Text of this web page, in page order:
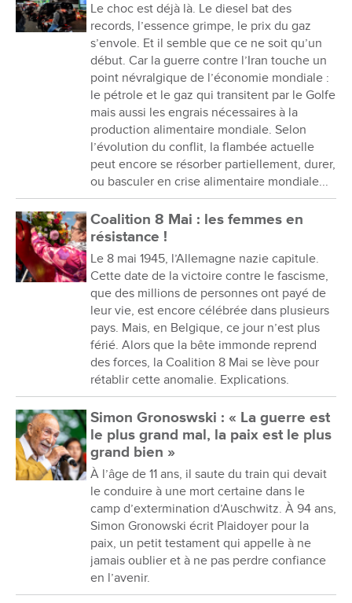
Le choc est déjà là. Le diesel bat des
records, l’essence grimpe, le prix du gaz
s’envole. Et il semble que ce ne soit qu’un
début. Car la guerre contre l’Iran touche un
point névralgique de l’économie mondiale :
le pétrole et le gaz qui transitent par le Golfe
mais aussi les engrais nécessaires à la
production alimentaire mondiale. Selon
l’évolution du conflit, la flambée actuelle
peut encore se résorber partiellement, durer,
ou basculer en crise alimentaire mondiale...
Coalition 8 Mai : les femmes en
résistance !
Le 8 mai 1945, l’Allemagne nazie capitule.
Cette date de la victoire contre le fascisme,
que des millions de personnes ont payé de
leur vie, est encore célébrée dans plusieurs
pays. Mais, en Belgique, ce jour n’est plus
férié. Alors que la bête immonde reprend
des forces, la Coalition 8 Mai se lève pour
rétablir cette anomalie. Explications.
Simon Gronoswski : « La guerre est
le plus grand mal, la paix est le plus
grand bien »
À l’âge de 11 ans, il saute du train qui devait
le conduire à une mort certaine dans le
camp d’extermination d’Auschwitz. À 94 ans,
Simon Gronowski écrit Plaidoyer pour la
paix, un petit testament qui appelle à ne
jamais oublier et à ne pas perdre confiance
en l’avenir.